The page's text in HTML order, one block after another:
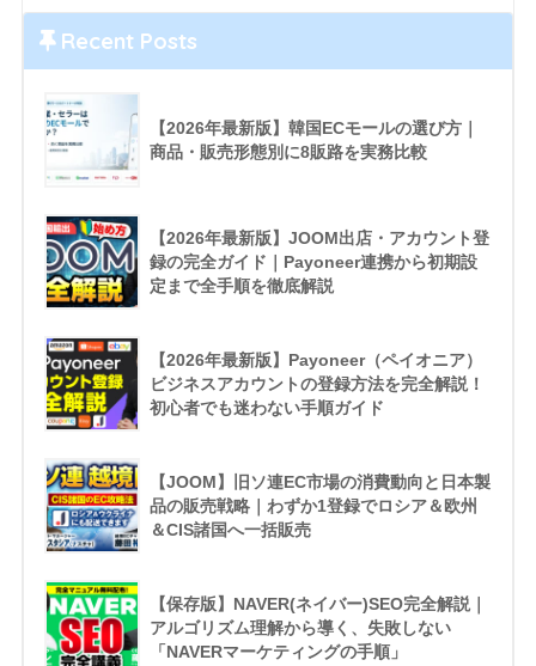
Recent Posts
【2026年最新版】韓国ECモールの選び方｜
商品・販売形態別に8販路を実務比較
【2026年最新版】JOOM出店・アカウント登
録の完全ガイド｜Payoneer連携から初期設
定まで全手順を徹底解説
【2026年最新版】Payoneer（ペイオニア）
ビジネスアカウントの登録方法を完全解説！
初心者でも迷わない手順ガイド
【JOOM】旧ソ連EC市場の消費動向と日本製
品の販売戦略｜わずか1登録でロシア＆欧州
＆CIS諸国へ一括販売
【保存版】NAVER(ネイバー)SEO完全解説｜
アルゴリズム理解から導く、失敗しない
「NAVERマーケティングの手順」